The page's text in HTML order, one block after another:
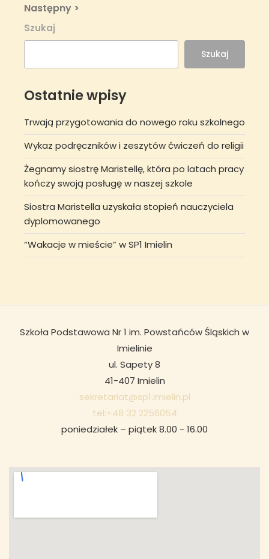
Next
Post
Następny >
Szukaj
Szukaj
Ostatnie wpisy
Trwają przygotowania do nowego roku szkolnego
Wykaz podręczników i zeszytów ćwiczeń do religii
Żegnamy siostrę Maristellę, która po latach pracy
kończy swoją posługę w naszej szkole
Siostra Maristella uzyskała stopień nauczyciela
dyplomowanego
“Wakacje w mieście” w SP1 Imielin
Szkoła Podstawowa Nr 1 im. Powstańców Śląskich w
Imielinie
ul. Sapety 8
41-407 Imielin
sekretariat@sp1.imielin.pl
tel:+48 32 2256054
poniedziałek – piątek 8.00 - 16.00